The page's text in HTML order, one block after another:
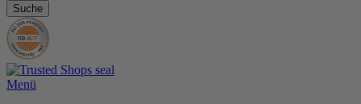
Suche
Menü